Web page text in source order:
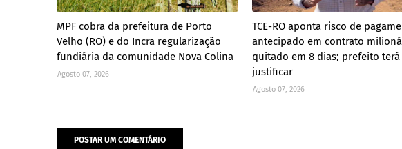
MPF cobra da prefeitura de Porto
Velho (RO) e do Incra regularização
fundiária da comunidade Nova Colina
Agosto 07, 2026
TCE-RO aponta risco de
antecipado em contrato
quitado em 8 dias; prefeito terá
justificar
Agosto 07, 2026
POSTAR UM COMENTÁRIO